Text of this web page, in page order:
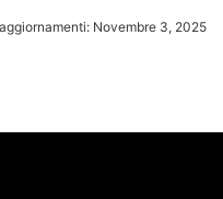
Novembre 3, 2025